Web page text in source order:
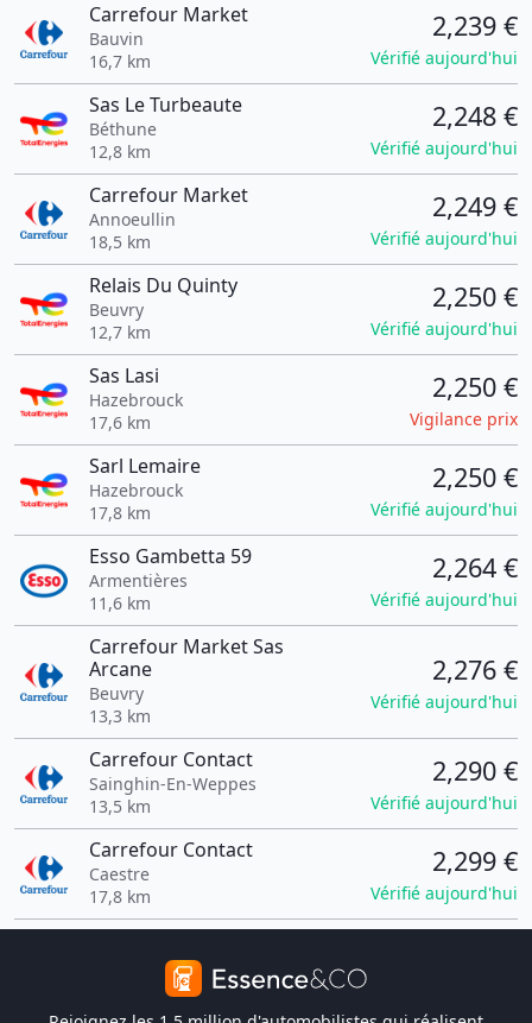
Carrefour Market
Bauvin
16,7 km
2,239 €
Vérifié aujourd'hui
Sas Le Turbeaute
Béthune
12,8 km
2,248 €
Vérifié aujourd'hui
Carrefour Market
Annoeullin
18,5 km
2,249 €
Vérifié aujourd'hui
Relais Du Quinty
Beuvry
12,7 km
2,250 €
Vérifié aujourd'hui
Sas Lasi
Hazebrouck
17,6 km
2,250 €
Vigilance prix
Sarl Lemaire
Hazebrouck
17,8 km
2,250 €
Vérifié aujourd'hui
Esso Gambetta 59
Armentières
11,6 km
2,264 €
Vérifié aujourd'hui
Carrefour Market Sas
Arcane
Beuvry
13,3 km
2,276 €
Vérifié aujourd'hui
Carrefour Contact
Sainghin-En-Weppes
13,5 km
2,290 €
Vérifié aujourd'hui
Carrefour Contact
Caestre
17,8 km
2,299 €
Vérifié aujourd'hui